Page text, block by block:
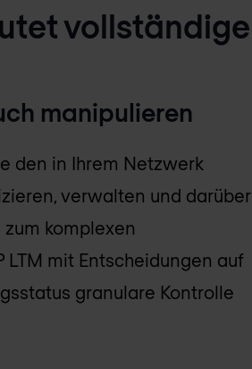
vollständige
manipulieren
den in Ihrem Netzwerk
verwalten und darüber
komplexen
mit Entscheidungen auf
granulare Kontrolle